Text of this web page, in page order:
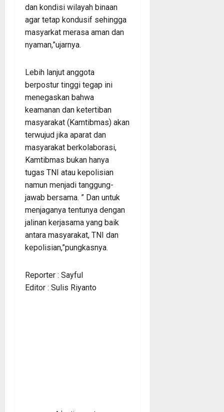
dan kondisi wilayah binaan
agar tetap kondusif sehingga
masyarkat merasa aman dan
nyaman,”ujarnya.
Lebih lanjut anggota
berpostur tinggi tegap ini
menegaskan bahwa
keamanan dan ketertiban
masyarakat (Kamtibmas) akan
terwujud jika aparat dan
masyarakat berkolaborasi,
Kamtibmas bukan hanya
tugas TNI atau kepolisian
namun menjadi tanggung-
jawab bersama. ” Dan untuk
menjaganya tentunya dengan
jalinan kerjasama yang baik
antara masyarakat, TNI dan
kepolisian,”pungkasnya.
Reporter : Sayful
Editor : Sulis Riyanto